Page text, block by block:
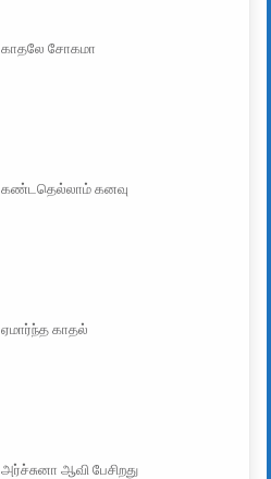
காதலே சோகமா
கண்டதெல்லாம் கனவு
ஏமார்ந்த காதல்
அர்ச்சுனா ஆவி பேசிறது